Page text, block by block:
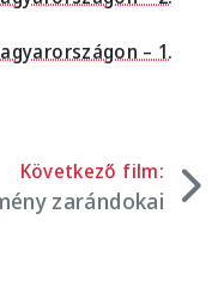
– 1.
Következő film:
zarándokai